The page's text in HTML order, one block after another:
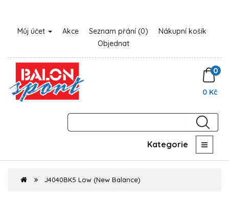
Můj účet Akce Seznam přání (0)
Nákupní košík
Objednat
0
0 Kč
Kategorie
J4040BK5 Low (New Balance)